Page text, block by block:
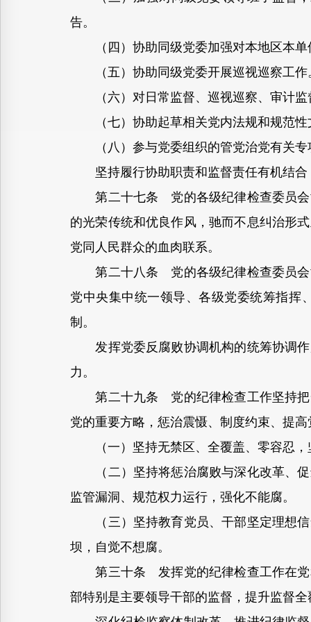
告。
（四）协助同级党委加强对本地区本单
（五）协助同级党委开展巡视巡察工作
（六）对日常监督、巡视巡察、审计监
（七）协助起草相关党内法规和规范性
（八）参与党委组织的管党治党有关专
坚持履行协助职责和监督责任有机结合
第二十七条 党的各级纪律检查委员会
的光荣传统和优良作风，驰而不息纠治形
党同人民群众的血肉联系。
第二十八条 党的各级纪律检查委员会
党中央集中统一领导、各级党委统筹指挥
制。
发挥党委反腐败协调机构的统筹协调作
力。
第二十九条 党的纪律检查工作坚持把
党的重要方略，惩治震慑、制度约束、提
（一）坚持无禁区、全覆盖、零容忍，
（二）坚持将惩治腐败与深化改革、促
监管漏洞、规范权力运行，强化不能腐。
（三）坚持教育党员、干部坚定理想信
坝，自觉不想腐。
第三十条 发挥党的纪律检查工作在党
部特别是主要领导干部的监督，提升监督